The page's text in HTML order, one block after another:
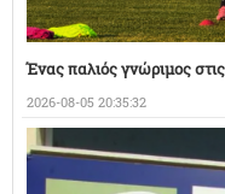
Ένας παλιός γνώριμος
2026-08-05 20:35:32